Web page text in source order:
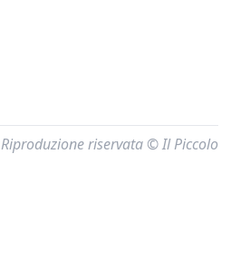
Riproduzione riservata © Il Piccolo